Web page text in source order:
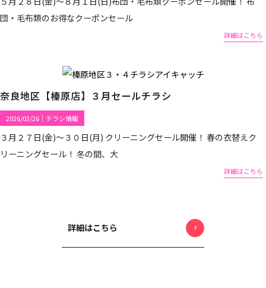
団・毛布類のお得なクーポンセール
詳細はこちら
奈良地区【榛原店】３月セールチラシ
2026/03/26 ｜ チラシ情報
３月２７日(金)～３０日(月) クリーニングセール開催！ 春の衣替えク
リーニングセール！ 冬の間、大
詳細はこちら
詳細はこちら